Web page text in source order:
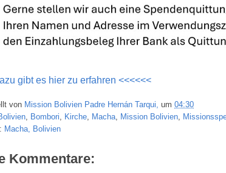
gibt es hier zu erfahren <<<<<<
von Mission Bolivien Padre Hernán Tarqui, um 04:30
, Bombori, Kirche, Macha, Mission Bolivien,
Macha, Bolivien
Kommentare: